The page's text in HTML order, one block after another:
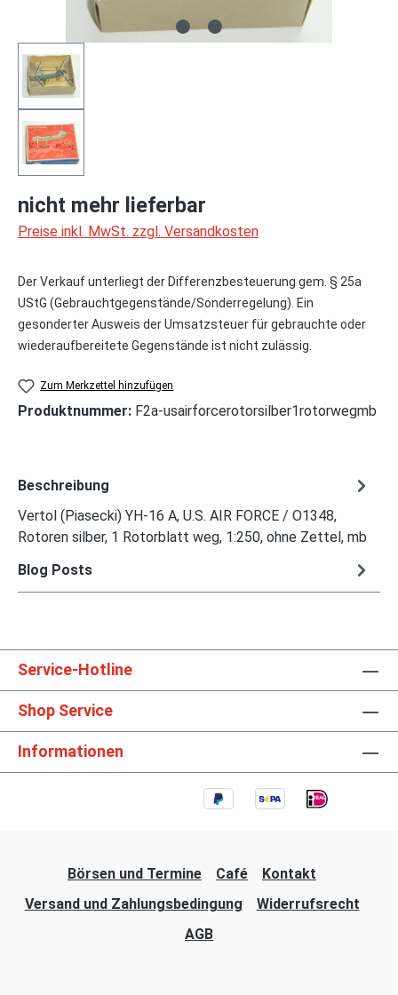
nicht mehr lieferbar
Preise inkl. MwSt. zzgl. Versandkosten
Der Verkauf unterliegt der Differenzbesteuerung gem. § 25a
UStG (Gebrauchtgegenstände/Sonderregelung). Ein
gesonderter Ausweis der Umsatzsteuer für gebrauchte oder
wiederaufbereitete Gegenstände ist nicht zulässig.
Zum Merkzettel hinzufügen
Produktnummer: F2a-usairforcerotorsilber1rotorwegmb
Beschreibung
Vertol (Piasecki) YH-16 A, U.S. AIR FORCE / O1348,
Rotoren silber, 1 Rotorblatt weg, 1:250, ohne Zettel, mb
Blog Posts
Service-Hotline
Shop Service
Informationen
Börsen und Termine Café
Kontakt
Versand und Zahlungsbedingung
Widerrufsrecht
AGB